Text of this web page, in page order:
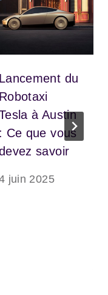
Lancement du
Robotaxi
à Austin
: Ce que vous
savoir
juin 2025